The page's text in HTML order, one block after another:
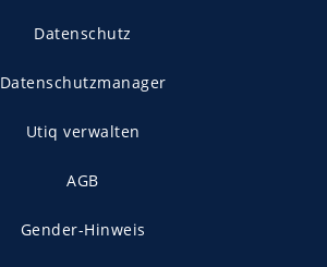
Datenschutz
Datenschutzmanager
Utiq verwalten
AGB
Gender-Hinweis